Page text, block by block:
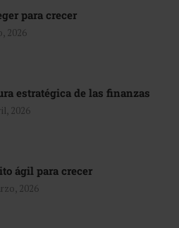
para crecer
2026
estratégica de las finanzas
2026
ágil para crecer
2026